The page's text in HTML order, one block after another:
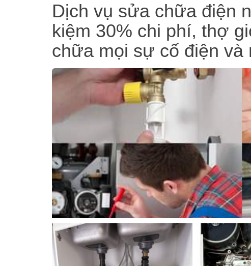
Dịch vụ sửa chữa điện
kiệm 30% chi phí, thợ
chữa mọi sự cố điện